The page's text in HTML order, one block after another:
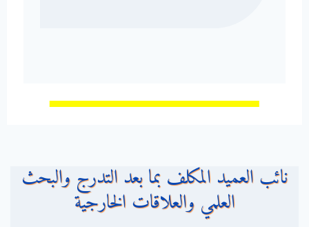
نائب العميد المكلف بما بعد التدرج والبحث
العلمي والعلاقات الخارجية